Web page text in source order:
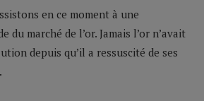
en ce moment à une
du marché de l’or. Jamais l’or n’avait
depuis qu’il a ressuscité de ses